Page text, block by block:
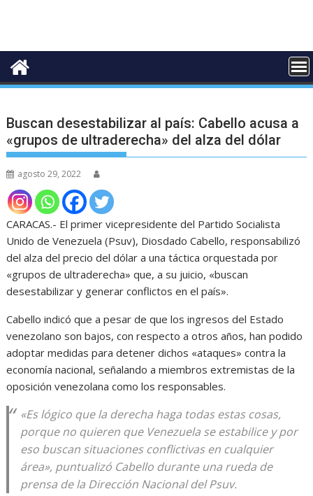
Buscan desestabilizar al país: Cabello acusa a
«grupos de ultraderecha» del alza del dólar
agosto 29, 2022
CARACAS.- El primer vicepresidente del Partido Socialista
Unido de Venezuela (Psuv), Diosdado Cabello, responsabilizó
del alza del precio del dólar a una táctica orquestada por
«grupos de ultraderecha» que, a su juicio, «buscan
desestabilizar y generar conflictos en el país».
Cabello indicó que a pesar de que los ingresos del Estado
venezolano son bajos, con respecto a otros años, han podido
adoptar medidas para detener dichos «ataques» contra la
economía nacional, señalando a miembros extremistas de la
oposición venezolana como los responsables.
«Es lógico que la derecha haga todas estas cosas,
porque no quieren que Venezuela se estabilice y por
eso buscan situaciones conflictivas en cualquier
área», puntualizó Cabello durante una rueda de
prensa de la Dirección Nacional del Psuv.